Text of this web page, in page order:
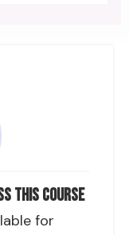
this course
for